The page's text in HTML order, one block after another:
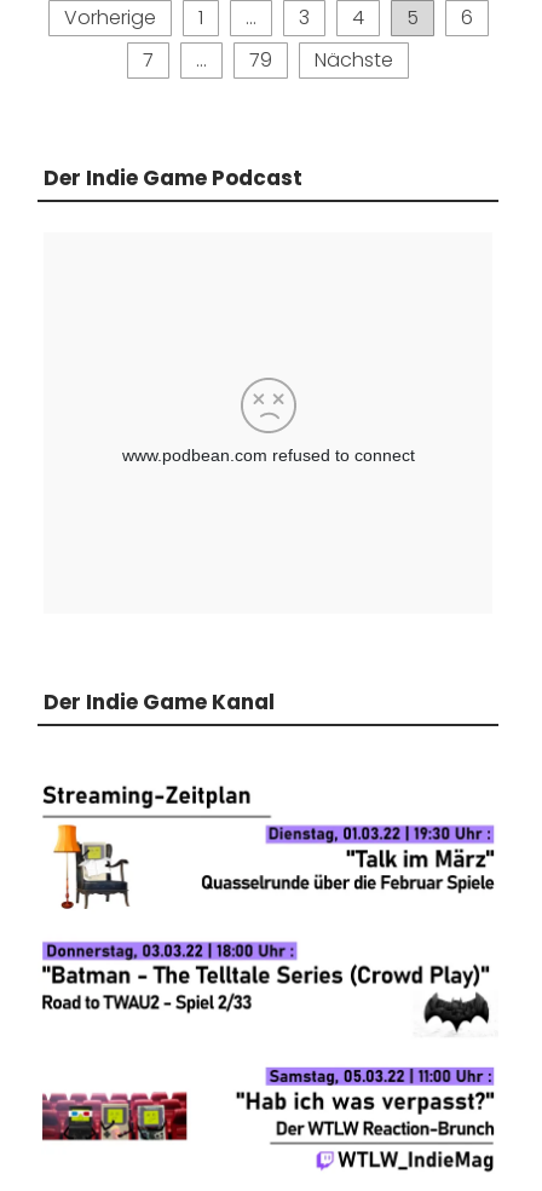
Seitennummerierung
der
Vorherige 1 … 3 4 5
6
7
… 79 Nächste
Der Indie Game Podcast
Der Indie Game Kanal